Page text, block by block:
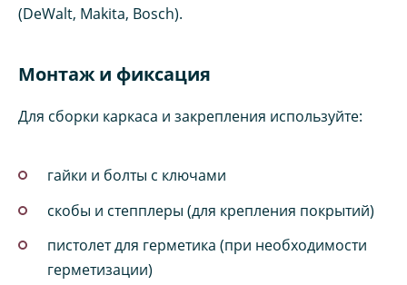
(DeWalt, Makita, Bosch).
Монтаж и фиксация
Для сборки каркаса и закрепления используйте:
гайки и болты с ключами
скобы и степплеры (для крепления покрытий)
пистолет для герметика (при необходимости
герметизации)